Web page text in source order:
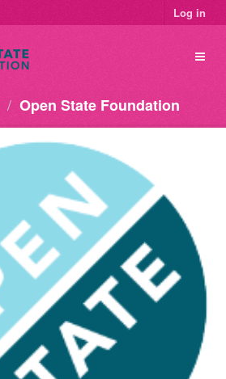
Log in
Open State Foundation